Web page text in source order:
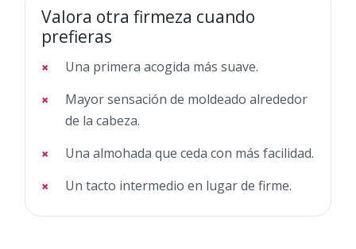
Valora otra firmeza cuando
prefieras
Una primera acogida más suave.
Mayor sensación de moldeado alrededor
de la cabeza.
Una almohada que ceda con más facilidad.
Un tacto intermedio en lugar de firme.